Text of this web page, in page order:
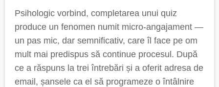
Psihologic vorbind, completarea unui quiz
produce un fenomen numit micro-angajament —
un pas mic, dar semnificativ, care îl face pe om
mult mai predispus să continue procesul. După
ce a răspuns la trei întrebări și a oferit adresa de
email, șansele ca el să programeze o întâlnire